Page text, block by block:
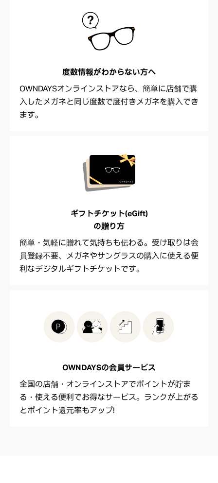
度数情報がわからない方へ
OWNDAYSオンラインストアなら、簡単に店舗で購
入したメガネと同じ度数で度付きメガネを購入でき
ます。
ギフトチケット(eGift)
の贈り方
簡単・気軽に贈れて気持ちも伝わる。受け取りは会
員登録不要、メガネやサングラスの購入に使える便
利なデジタルギフトチケットです。
OWNDAYSの会員サービス
全国の店舗・オンラインストアでポイントが貯ま
る・使える便利でお得なサービス。ランクが上がる
とポイント還元率もアップ！